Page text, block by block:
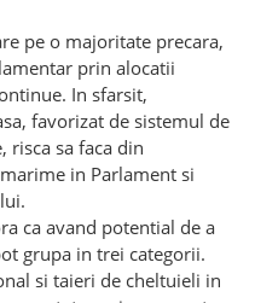
pe o majoritate precara,
prin alocatii
In sfarsit,
favorizat de sistemul de
sa faca din
in Parlament si
ca avand potential de a
grupa in trei categorii.
si taieri de cheltuieli in